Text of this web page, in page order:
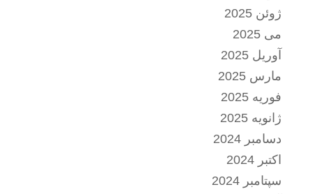
ژوئن 2025
می 2025
آوریل 2025
مارس 2025
فوریه 2025
ژانویه 2025
دسامبر 2024
اکتبر 2024
سپتامبر 2024